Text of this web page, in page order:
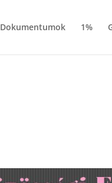
Dokumentumok 1%